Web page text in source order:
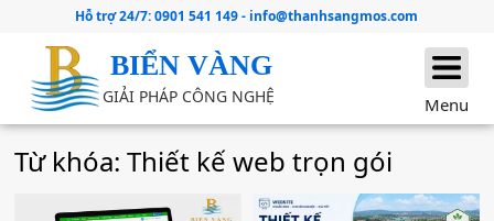
Hỗ trợ 24/7:0901 541 149- info@thanhsangmos.com
BIỂN VÀNG
GIẢI PHÁP CÔNG NGHỆ Menu
Từ khóa: Thiết kế web trọn gói